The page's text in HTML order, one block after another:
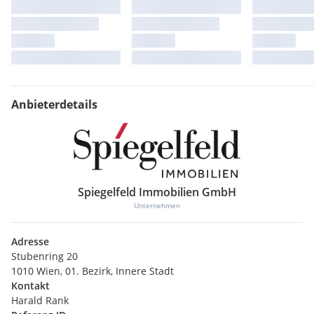
Anbieterdetails
Spiegelfeld Immobilien GmbH
Unternehmen
Adresse
Stubenring 20
1010 Wien, 01. Bezirk, Innere Stadt
Kontakt
Harald Rank